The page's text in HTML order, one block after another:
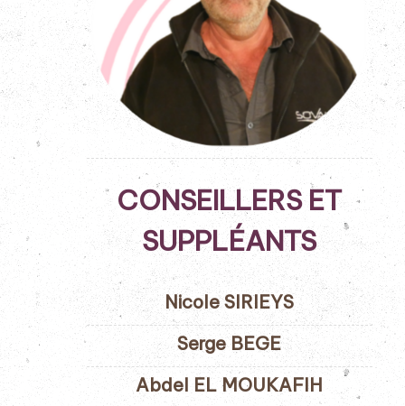
CONSEILLERS ET
SUPPLÉANTS
Nicole SIRIEYS
Serge BEGE
Abdel EL MOUKAFIH